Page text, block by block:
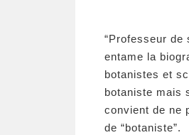
“Professeur de
entame la
botanistes et
botaniste mais
convient de ne
de “botaniste”.